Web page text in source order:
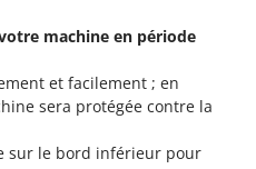
machine en période
et facilement ; en
sera protégée contre la
sur le bord inférieur pour